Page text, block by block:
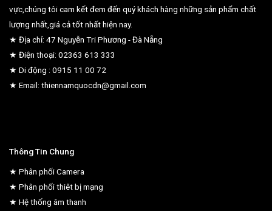
vực,chúng tôi cam kết đem đến quý khách hàng những sản phẩm chất
lượng nhất,giá cả tốt nhất hiện nay.
★ Địa chỉ: 47 Nguyễn Tri Phương - Đà Nẵng
★ Điện thoại: 02363 613 333
★ Di động : 0915 11 00 72
★ Email: thiennamquocdn@gmail.com
Thông Tin Chung
★ Phân phối Camera
★ Phân phối thiêt bị mạng
★ Hệ thống âm thanh